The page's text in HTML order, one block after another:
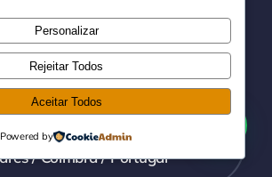
Augusto Duarte Henriques
nº2 / 3350-159 Vila Nova de
/ Coimbra / Portugal
Personalizar
Rejeitar Todos
Aceitar Todos
Powered by